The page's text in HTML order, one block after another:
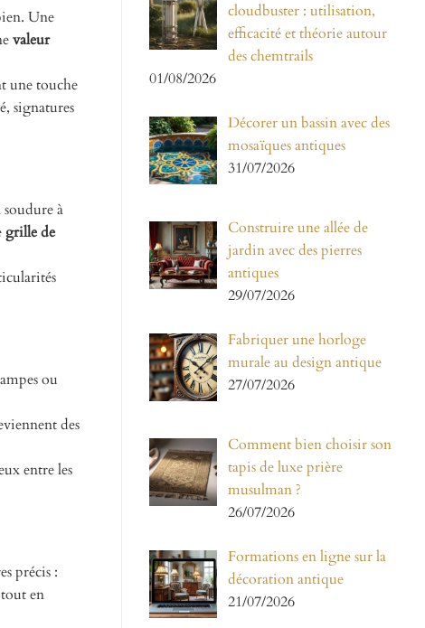
Une
valeur
une touche
signatures
à
grille de
ou
des
entre les
précis :
en
cloudbuster : utilisation,
efficacité et théorie autour
des chemtrails
01/08/2026
Décorer un bassin avec des
mosaïques antiques
31/07/2026
Construire une allée de
jardin avec des pierres
antiques
29/07/2026
Fabriquer une horloge
murale au design antique
27/07/2026
Comment bien choisir son
tapis de luxe prière
musulman ?
26/07/2026
Formations en ligne sur la
décoration antique
21/07/2026